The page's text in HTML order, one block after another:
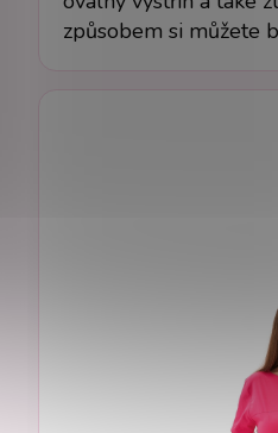
způsobem si můžete